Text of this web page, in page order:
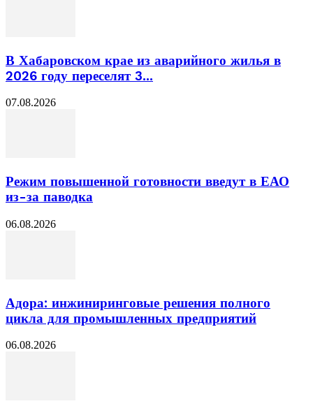
В Хабаровском крае из аварийного жилья в
2026 году переселят 3...
07.08.2026
Режим повышенной готовности введут в ЕАО
из-за паводка
06.08.2026
Адора: инжиниринговые решения полного
цикла для промышленных предприятий
06.08.2026